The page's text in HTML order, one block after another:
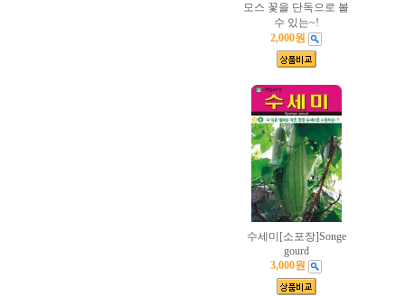
모스 꽃을 단독으로 볼
수 있는~!
2,000원
수세미[소포장]Songe
gourd
3,000원